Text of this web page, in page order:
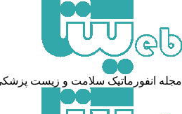
انفورماتیک سلامت و زیست پزشکی